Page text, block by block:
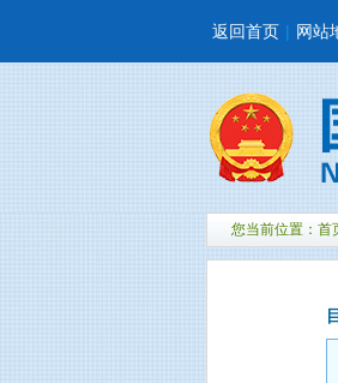
返回首页 | 网站
您当前位置： 首